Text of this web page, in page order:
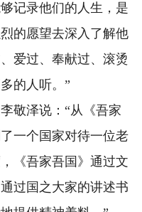
记录他们的人生，是
的愿望去深入了解他
爱过、奉献过、滚烫
的人听。”
敬泽说：“从《吾家
一个国家对待一位老
《吾家吾国》通过文
过国之大家的讲述书